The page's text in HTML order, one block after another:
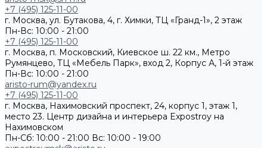
+7 (495) 125-11-00
г. Москва, ул. Бутакова, 4, г. Химки, ТЦ «Гранд-1», 2 этаж
Пн-Вс: 10:00 - 21:00
+7 (495) 125-11-00
г. Москва, п. Московский, Киевское ш. 22 км., Метро
Румянцево, ТЦ «Мебель Парк», вход 2, Корпус А, 1-й этаж
Пн-Вс: 10:00 - 21:00
aristo-rum@yandex.ru
+7 (495) 125-11-00
г. Москва, Нахимовский проспект, 24, корпус 1, этаж 1,
место 23. Центр дизайна и интерьера Expostroy на
Нахимовском
Пн-Сб: 10:00 - 21:00 Вс: 10:00 - 19:00